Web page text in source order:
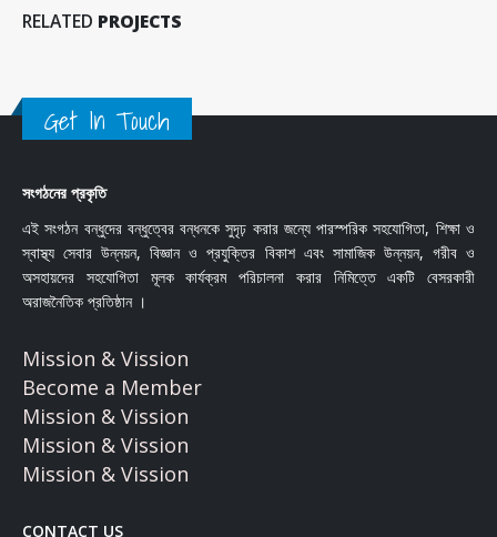
RELATED PROJECTS
Get In Touch
সংগঠনের প্রকৃতি
এই সংগঠন বন্ধুদের বন্ধুত্বের বন্ধনকে সুদৃঢ় করার জন্যে পারস্পরিক সহযোগিতা, শিক্ষা ও
স্বাস্থ্য সেবার উন্নয়ন, বিজ্ঞান ও প্রযুক্তির বিকাশ এবং সামাজিক উন্নয়ন, গরীব ও
অসহায়দের সহযোগিতা মূলক কার্যক্রম পরিচালনা করার নিমিত্তে একটি বেসরকারী
অরাজনৈতিক প্রতিষ্ঠান ।
Mission & Vission
Become a Member
Mission & Vission
Mission & Vission
Mission & Vission
CONTACT US